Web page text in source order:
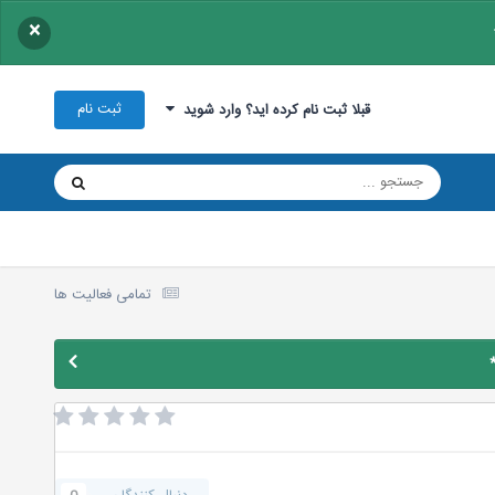
×
قبلا ثبت نام کرده اید؟ وارد شوید ثبت نام
تمامی فعالیت ها